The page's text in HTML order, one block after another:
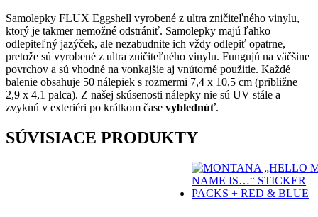
Samolepky FLUX Eggshell vyrobené z ultra zničiteľného vinylu,
ktorý je takmer nemožné odstrániť. Samolepky majú ľahko
odlepiteľný jazýček, ale nezabudnite ich vždy odlepiť opatrne,
pretože sú vyrobené z ultra zničiteľného vinylu. Fungujú na väčšine
povrchov a sú vhodné na vonkajšie aj vnútorné použitie. Každé
balenie obsahuje 50 nálepiek s rozmermi 7,4 x 10,5 cm (približne
2,9 x 4,1 palca). Z našej skúsenosti nálepky nie sú UV stále a
zvyknú v exteriéri po krátkom čase vyblednúť.
SÚVISIACE PRODUKTY